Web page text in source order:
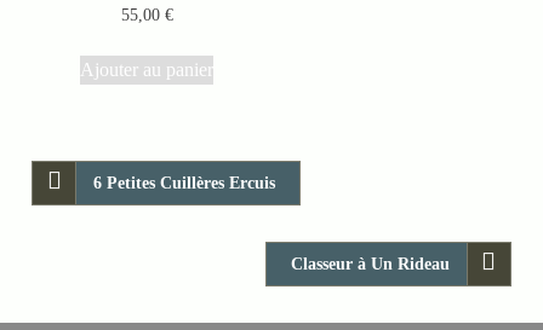
55,00 €
Ajouter au panier
6 Petites Cuillères Ercuis
Classeur à Un Rideau